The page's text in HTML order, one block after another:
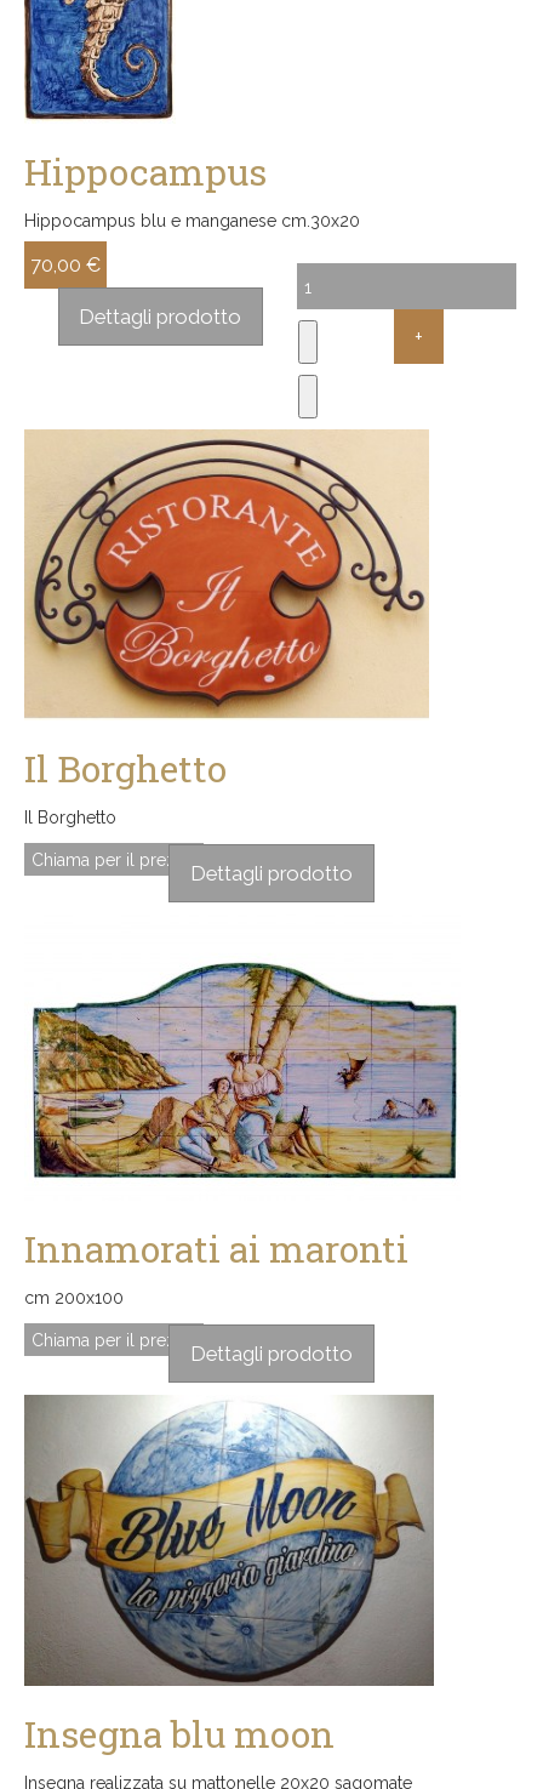
Hippocampus
Hippocampus blu e manganese cm.30x20
70,00 €
Dettagli prodotto
Il Borghetto
Il Borghetto
Chiama per il prezzo
Dettagli prodotto
Innamorati ai maronti
cm 200x100
Chiama per il prezzo
Dettagli prodotto
Insegna blu moon
Insegna realizzata su mattonelle 20x20 sagomate